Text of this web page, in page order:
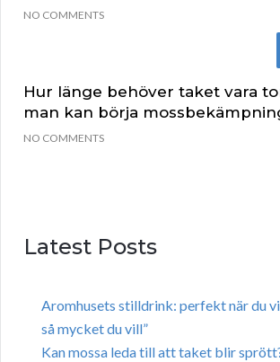
NO COMMENTS
Hur länge behöver taket vara
man kan börja
NO COMMENTS
Latest Posts
Aromhusets stilldrink: perfekt när du
så mycket du vill”
Kan mossa leda till att taket blir